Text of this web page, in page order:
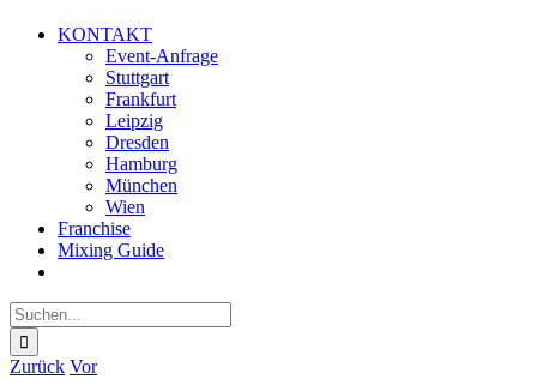
KONTAKT
Event-Anfrage
Stuttgart
Frankfurt
Leipzig
Dresden
Hamburg
München
Wien
Franchise
Mixing Guide
Suche
nach:
Zurück Vor